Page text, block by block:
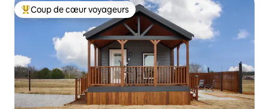
Coups de cœur voyageurs les plus appréciés
Coup de cœur voyageurs